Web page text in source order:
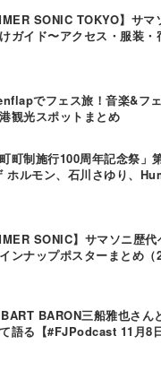
SONIC TOKYO】サ
ガイド〜アクセス・服装・
でフェス旅！音楽&フ
観光スポットまとめ
町町制施行100周年記念祭」
ホルモン、石川さゆり、
SONIC】サマソニ歴
ンナップポスターまとめ（
BARON三船雅也さん
語る【#FJPodcast 11月8